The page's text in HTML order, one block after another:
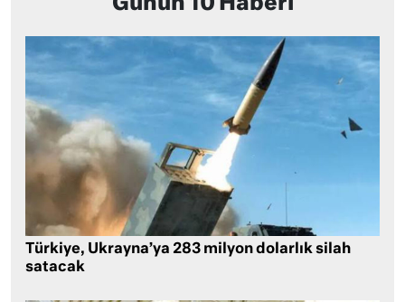
Türkiye, Ukrayna’ya 283 milyon dolarlık silah
satacak